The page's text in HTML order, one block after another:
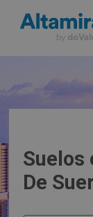
Suelos
De